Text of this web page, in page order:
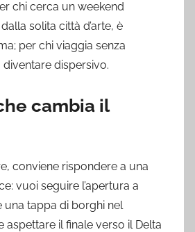
chi cerca un weekend
solita città d’arte, è
per chi viaggia senza
dispersivo.
cambia il
conviene rispondere a una
vuoi seguire l’apertura a
tappa di borghi nel
aspettare il finale verso il Delta